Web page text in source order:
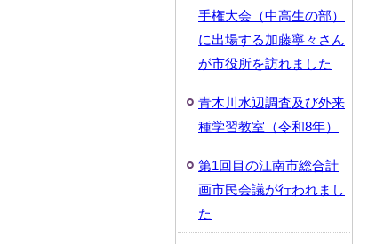
手権大会（中高生の部）
に出場する加藤寧々さん
が市役所を訪れました
青木川水辺調査及び外来
種学習教室（令和8年）
第1回目の江南市総合計
画市民会議が行われまし
た